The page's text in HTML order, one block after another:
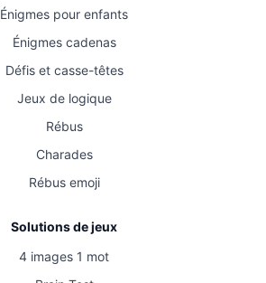
Énigmes pour enfants
Énigmes cadenas
Défis et casse-têtes
Jeux de logique
Rébus
Charades
Rébus emoji
Solutions de jeux
4 images 1 mot